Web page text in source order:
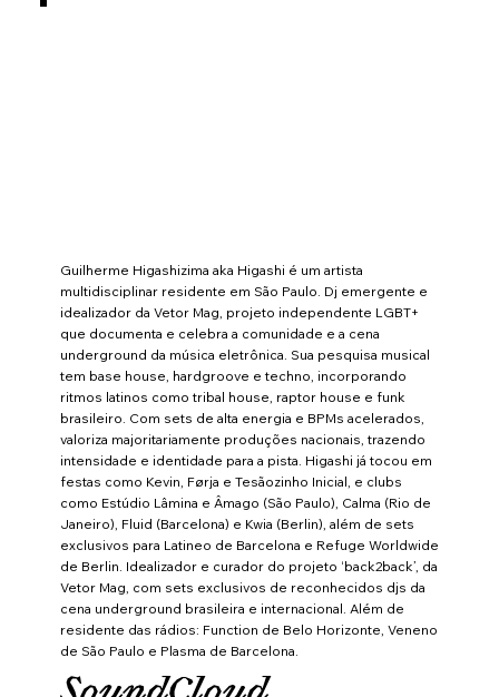
Guilherme Higashizima aka Higashi é um artista
multidisciplinar residente em São Paulo. Dj emergente e
idealizador da Vetor Mag, projeto independente LGBT+
que documenta e celebra a comunidade e a cena
underground da música eletrônica. Sua pesquisa musical
tem base house, hardgroove e techno, incorporando
ritmos latinos como tribal house, raptor house e funk
brasileiro. Com sets de alta energia e BPMs acelerados,
valoriza majoritariamente produções nacionais, trazendo
intensidade e identidade para a pista. Higashi já tocou em
festas como Kevin, Førja e Tesãozinho Inicial, e clubs
como Estúdio Lâmina e Âmago (São Paulo), Calma (Rio de
Janeiro), Fluid (Barcelona) e Kwia (Berlin), além de sets
exclusivos para Latineo de Barcelona e Refuge Worldwide
de Berlin. Idealizador e curador do projeto ‘back2back’, da
Vetor Mag, com sets exclusivos de reconhecidos djs da
cena underground brasileira e internacional. Além de
residente das rádios: Function de Belo Horizonte, Veneno
de São Paulo e Plasma de Barcelona.